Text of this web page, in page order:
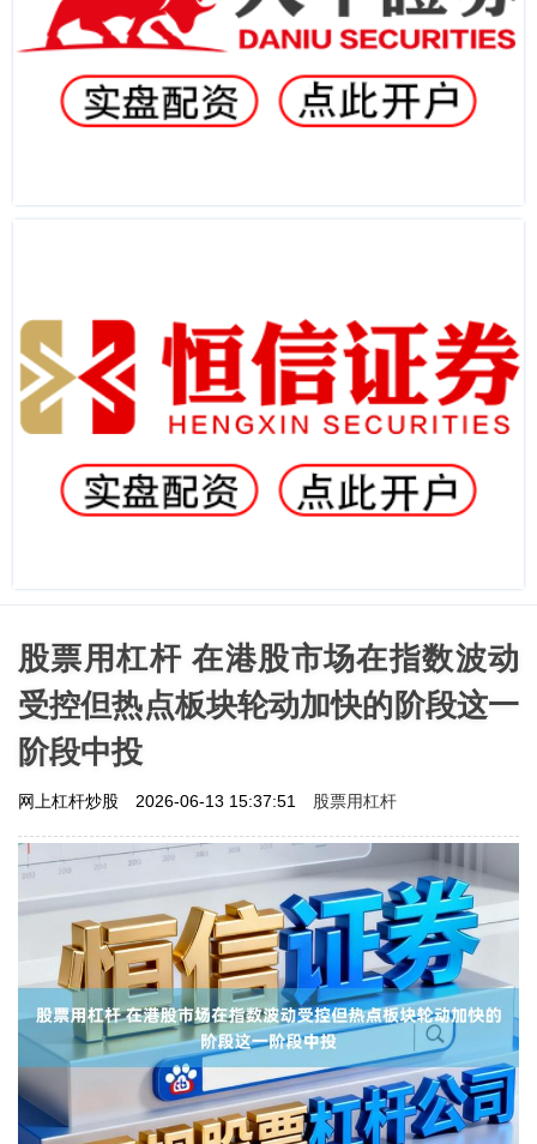
股票用杠杆 在港股市场在指数波动
受控但热点板块轮动加快的阶段这一
阶段中投
网上杠杆炒股 2026-06-13 15:37:51 股票用杠杆